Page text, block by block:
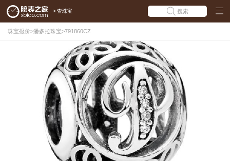
> 查珠宝 搜索
珠宝报价>潘多拉珠宝>791860CZ